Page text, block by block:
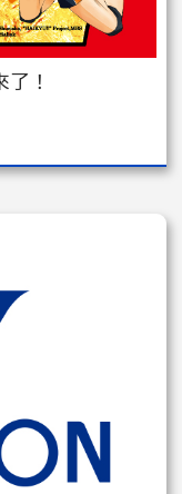
！